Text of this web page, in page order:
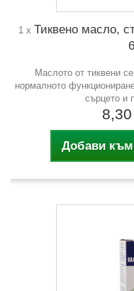
1 x Тиквено масло,
Маслото от тиквени
нормалното
сърцето и
Добави към